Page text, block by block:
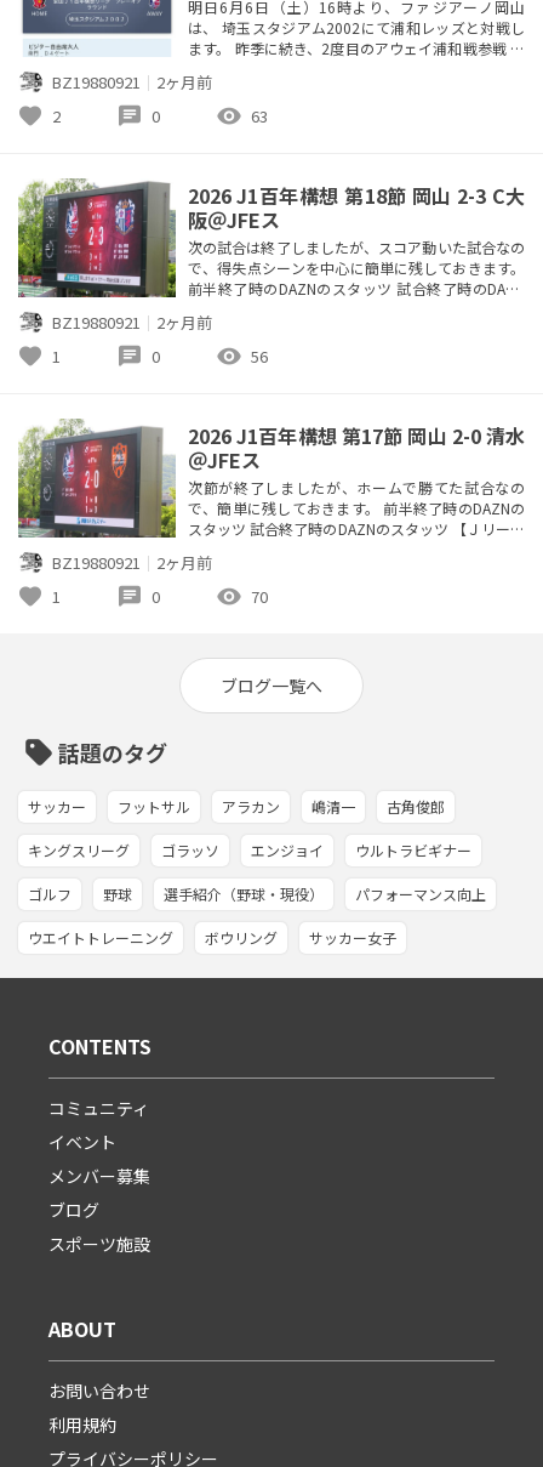
明日6月6日（土）16時より、ファジアーノ岡山
は、 埼玉スタジアム2002にて浦和レッズと対戦し
ます。 昨季に続き、2度目のアウェイ浦和戦参戦 い
入済みだけど、プレーオフラウンド第2戦は 90分で
同点なら延長戦、PK戦もあるので、最後まで観戦
したら、最終に乗り遅れる 可能性があるので、延
BZ19880921 ｜ 2ヶ月前
favorite 2 chat 0 visibility 63
2026 J1百年構想 第18節 岡山 2-3 C大
阪＠JFEス
次の試合は終了しましたが、スコア動いた試合なの
で、得失点シーンを中心に簡単に残しておきます。
前半終了時のDAZNのスタッツ 試合終了時のDAZN
10得点 20失点 前回対戦成績2026年3月18日(水) J1
百年構想 第7節 岡山 2-1 C大阪＠ヨドスタ 【岡山視
点による超雑感】（PA：ペナルティエリア、右／左
BZ19880921 ｜ 2ヶ月前
favorite 1 chat 0 visibility 56
2026 J1百年構想 第17節 岡山 2-0 清水
＠JFEス
次節が終了しましたが、ホームで勝てた試合なの
で、簡単に残しておきます。 前半終了時のDAZNの
スタッツ 試合終了時のDAZNのスタッツ 【Ｊリーグ
成績2026年3月14日(土) J1百年構想 第6節 清水 1-1
岡山(PK2-4)＠IAIスタジアム日本平 【岡山視点によ
る超雑感】（PA：ペナルティエリア、右／左は攻撃
BZ19880921 ｜ 2ヶ月前
favorite 1 chat 0 visibility 70
ブログ一覧へ
sell話題のタグ
サッカー フットサル アラカン 嶋清一 古角俊郎
キングスリーグ ゴラッソ エンジョイ ウルトラビギナー
ゴルフ 野球 選手紹介（野球・現役） パフォーマンス向上
ウエイトトレーニング ボウリング サッカー女子
CONTENTS
コミュニティ
イベント
メンバー募集
ブログ
スポーツ施設
ABOUT
お問い合わせ
利用規約
プライバシーポリシー